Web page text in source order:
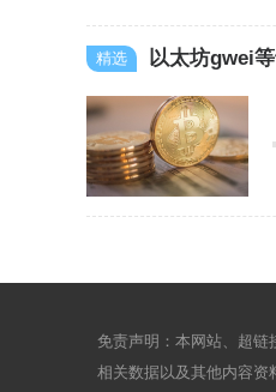
以太坊gwei
免责声明：本网站、超链
相关数据以及其他内容资